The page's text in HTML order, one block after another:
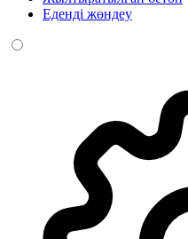
Еденді жөндеу